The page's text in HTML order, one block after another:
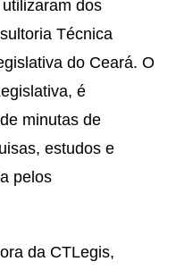
dos
Técnica
do Ceará. O
é
minutas de
estudos e
pelos
da CTLegis,